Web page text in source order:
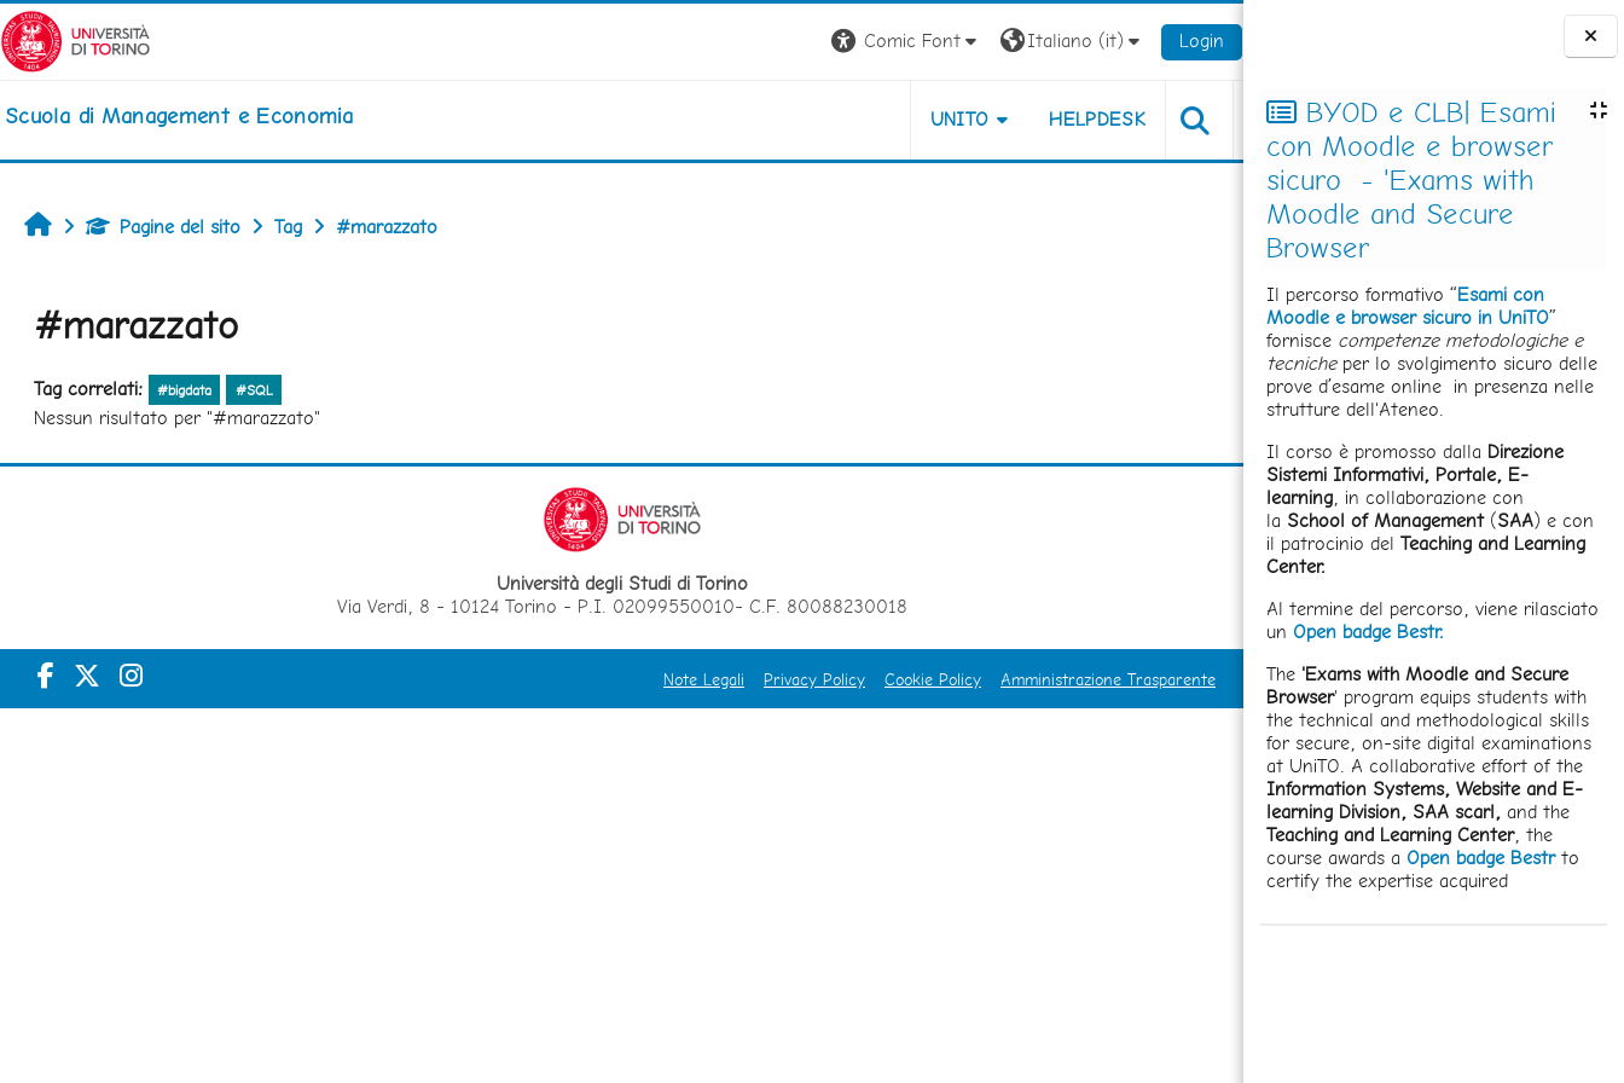
Vai al contenuto principale
Blocchi
BYOD e CLB| Esami
con Moodle e browser
sicuro - 'Exams with
Moodle and Secure
Browser
Il percorso formativo “Esami con
Moodle e browser sicuro in UniTO”
fornisce competenze metodologiche e
tecnicheper lo svolgimento sicuro delle
prove d’esame online in presenza nelle
strutture dell'Ateneo.
Il corso è promosso dalla Direzione
Sistemi Informativi, Portale, E-
learning, in collaborazione con
la School of Management(SAA) e con
il patrocinio delTeaching and Learning
Center.
Al termine del percorso, viene rilasciato
un Open badge Bestr.
The 'Exams with Moodle and Secure
Browser' program equips students with
the technical and methodological skills
for secure, on-site digital examinations
at UniTO. A collaborative effort of the
Information Systems, Website and E-
learning Division, SAA scarl,and the
Teaching and Learning Center, the
course awards a Open badge Bestrto
certify the expertise acquired
Comic Font Italiano ‎(it)‎ Login
Scuola di Management e Economia UNITO HELPDESK
HomePagine del sito Tag #marazzato
#marazzato
Tag correlati: #bigdata #SQL
Nessun risultato per "#marazzato"
Università degli Studi di Torino
Via Verdi, 8 - 10124 Torino - P.I. 02099550010- C.F. 80088230018
Note Legali Privacy Policy Cookie Policy Amministrazione Trasparente